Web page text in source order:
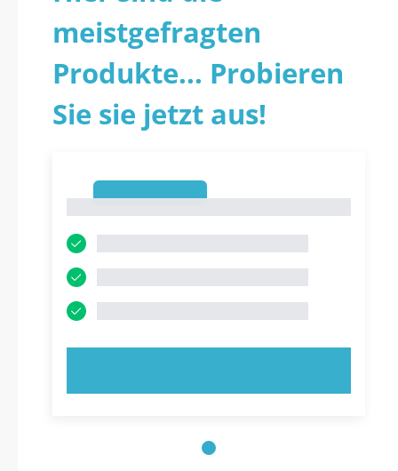
meistgefragten
Produkte... Probieren
Sie sie jetzt aus!